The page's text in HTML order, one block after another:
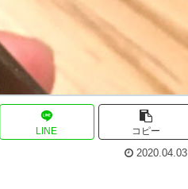
LINE コピー
2020.04.03